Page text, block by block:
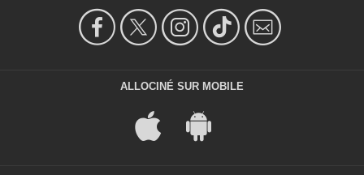
ALLOCINÉ SUR MOBILE